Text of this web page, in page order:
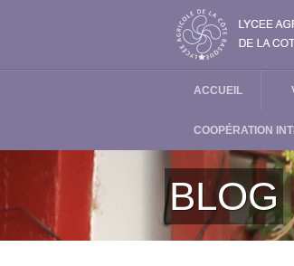
ACCUEIL
COOPÉRATION
BLOG